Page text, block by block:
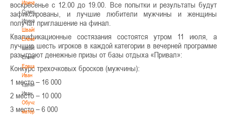
Ирина
Сумникова
Ирина
Швайбович
Елена
Швайбович
Елена
Едешко
Иван
Едешко
Иван
Обучающие
материалы
воскресенье с 12.00 до 19.00. Все попытки и результаты будут
зафиксированы, и лучшие любители мужчины и женщины
получат приглашение на финал.
Квалификационные состязания состоятся утром 11 июля, а
лучшие шесть игроков в каждой категории в вечерней программе
разыграют денежные призы от базы отдыха «Привал»:
Конкурс трехочковых бросков (мужчины):
1 место – 16 000
2 место – 10 000
3 место – 6 000